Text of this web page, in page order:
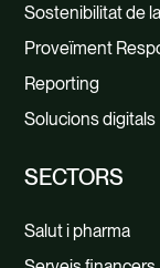
Sostenibilitat de
Proveïment
Reporting
Solucions digitals
SECTORS
Salut i pharma